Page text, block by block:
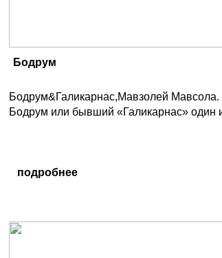
Бодрум
Бодрум&Галикарнас,Мавзолей
Бодрум или бывший «Галикарнас» один
подробнее